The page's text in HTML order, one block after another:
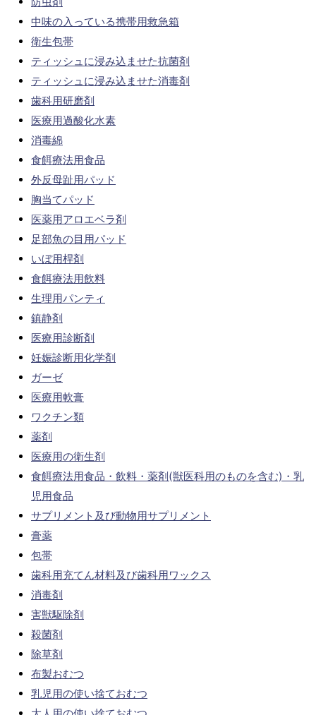
中味の入っている携帯用救急箱
衛生包帯
ティッシュに浸み込ませた抗菌剤
ティッシュに浸み込ませた消毒剤
歯科用研磨剤
医療用過酸化水素
消毒綿
食餌療法用食品
外反母趾用パッド
胸当てパッド
医薬用アロエベラ剤
足部魚の目用パッド
いぼ用桿剤
食餌療法用飲料
生理用パンティ
鎮静剤
医療用診断剤
妊娠診断用化学剤
ガーゼ
医療用軟膏
ワクチン類
薬剤
医療用の衛生剤
食餌療法用食品・飲料・薬剤(獣医科用のものを含む)・乳
児用食品
サプリメント及び動物用サプリメント
膏薬
包帯
歯科用充てん材料及び歯科用ワックス
消毒剤
害獣駆除剤
殺菌剤
除草剤
布製おむつ
乳児用の使い捨ておむつ